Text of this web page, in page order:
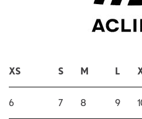
XS S M L
6 7 8 9